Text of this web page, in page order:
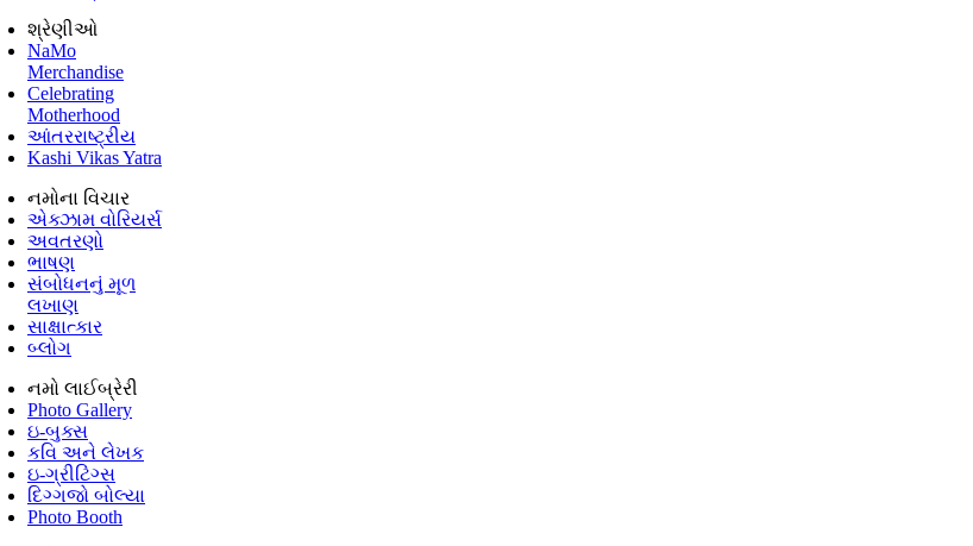
શ્રેણીઓ
NaMo
Merchandise
Celebrating
Motherhood
આંતરરાષ્ટ્રીય
Kashi Vikas Yatra
નમોના વિચાર
એક્ઝામ વોરિયર્સ
અવતરણો
ભાષણ
સંબોધનનું મૂળ
લખાણ
સાક્ષાત્કાર
બ્લોગ
નમો લાઈબ્રેરી
Photo Gallery
ઇ-બુક્સ
કવિ અને લેખક
ઇ-ગ્રીટિંગ્સ
દિગ્ગજો બોલ્યા
Photo Booth